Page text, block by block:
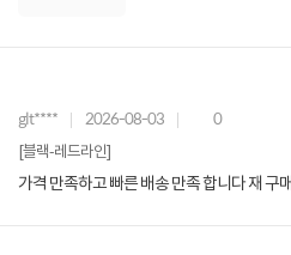
glt**** 2026-08-03 0
[블랙-레드라인]
가격 만족하고 빠른 배송 만족 합니다 재 구